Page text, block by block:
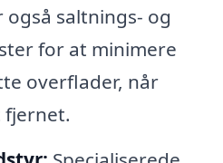
saltnings- og
for at minimere
overflader, når
fjernet.